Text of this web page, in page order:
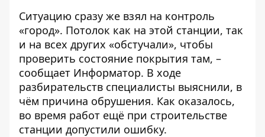
Ситуацию сразу же взял на контроль
«город». Потолок как на этой станции, так
и на всех других «обстучали», чтобы
проверить состояние покрытия там, –
сообщает Информатор. В ходе
разбирательств специалисты выяснили, в
чём причина обрушения. Как оказалось,
во время работ ещё при строительстве
станции допустили ошибку.